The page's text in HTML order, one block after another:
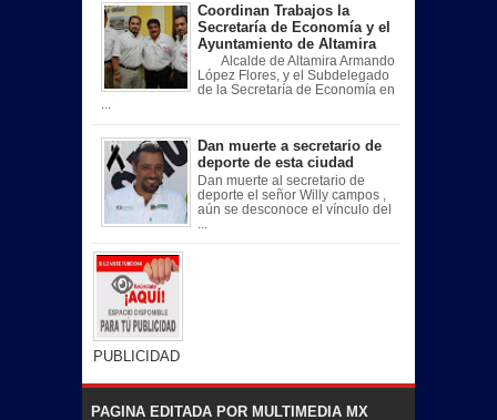
Coordinan Trabajos la
Secretaría de Economía y el
Ayuntamiento de Altamira
Alcalde de Altamira Armando
López Flores, y el Subdelegado
de la Secretaría de Economía en
Dan muerte a secretario de
deporte de esta ciudad
Dan muerte al secretario de
deporte el señor Willy campos ,
aún se desconoce el vínculo del
PUBLICIDAD
PAGINA EDITADA POR MULTIMEDIA MX